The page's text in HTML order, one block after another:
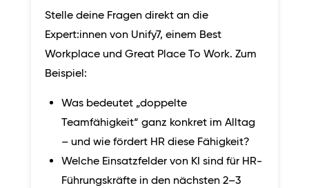
Stelle deine Fragen direkt an die
Expert:innen von Unify7, einem Best
Workplace und Great Place To Work. Zum
Beispiel:
Was bedeutet „doppelte
Teamfähigkeit“ ganz konkret im Alltag
– und wie fördert HR diese Fähigkeit?
Welche Einsatzfelder von KI sind für HR-
Führungskräfte in den nächsten 2–3